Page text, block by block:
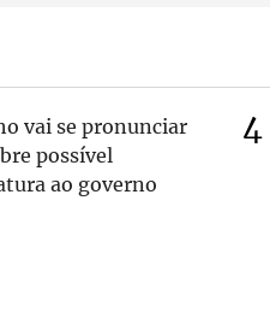
vai se pronunciar
possível
ao governo